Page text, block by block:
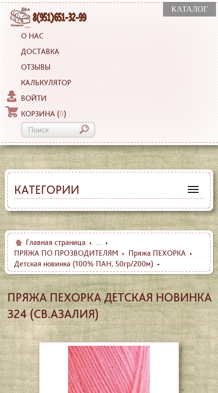
КАТАЛОГ
О НАС
ДОСТАВКА
ОТЗЫВЫ
КАЛЬКУЛЯТОР
ВОЙТИ
КОРЗИНА (0)
КАТЕГОРИИ
Главная страница
...
ПРЯЖА ПО ПРОЗВОДИТЕЛЯМ
Пряжа ПЕХОРКА
Детская новинка (100% ПАН, 50гр/200м)
ПРЯЖА ПЕХОРКА ДЕТСКАЯ НОВИНКА
324 (СВ.АЗАЛИЯ)